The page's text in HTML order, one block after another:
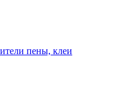
пены, клеи